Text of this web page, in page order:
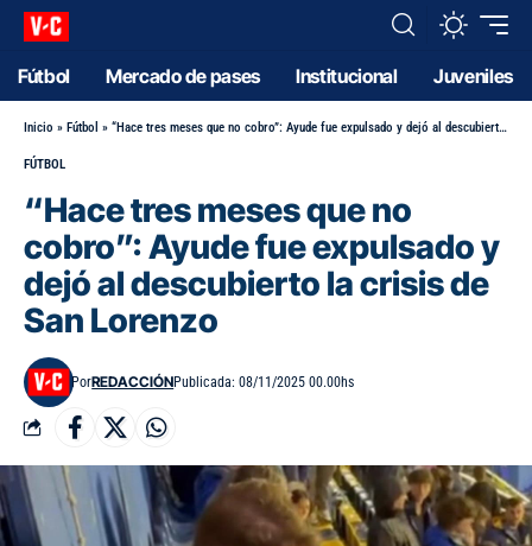
Fútbol Mercado de pases Institucional Juveniles
Inicio » Fútbol » “Hace tres meses que no cobro”: Ayude fue expulsado y dejó al descubierto la crisis de San Lorenzo
FÚTBOL
“Hace tres meses que no
cobro”: Ayude fue expulsado y
dejó al descubierto la crisis de
San Lorenzo
PorREDACCIÓNPublicada: 08/11/2025 00.00hs